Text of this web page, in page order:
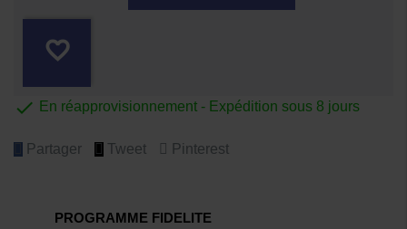
favorite_border
 En réapprovisionnement - Expédition sous 8 jours
Partager Tweet Pinterest
PROGRAMME FIDELITE